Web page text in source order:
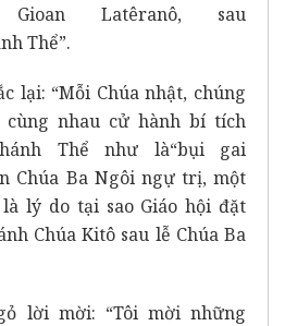
Latêranô, sau
Thể”.
lại: “Mỗi Chúa nhật, chúng
nhau cử hành bí tích
Thể như là“bụi gai
Chúa Ba Ngôi ngự trị, một
lý do tại sao Giáo hội đặt
Chúa Kitô sau lễ Chúa Ba
lời mời: “Tôi mời những